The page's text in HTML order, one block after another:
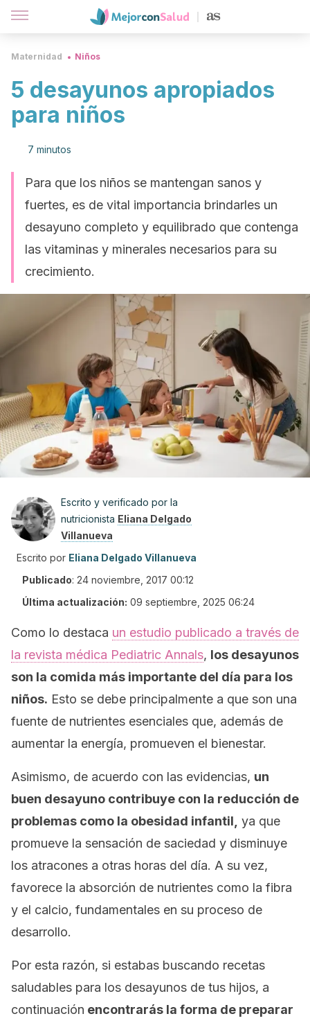
Maternidad Niños
5 desayunos apropiados
para niños
7 minutos
Para que los niños se mantengan sanos y
fuertes, es de vital importancia brindarles un
desayuno completo y equilibrado que contenga
las vitaminas y minerales necesarios para su
crecimiento.
Escrito y verificado por la
nutricionista Eliana Delgado
Villanueva
Escrito por Eliana Delgado Villanueva
Publicado: 24 noviembre, 2017 00:12
Última actualización: 09 septiembre, 2025 06:24
Como lo destaca un estudio publicado a través de
la revista médica Pediatric Annals, los desayunos
son la comida más importante del día para los
niños. Esto se debe principalmente a que son una
fuente de nutrientes esenciales que, además de
aumentar la energía, promueven el bienestar.
Asimismo, de acuerdo con las evidencias, un
buen desayuno contribuye con la reducción de
problemas como la obesidad infantil, ya que
promueve la sensación de saciedad y disminuye
los atracones a otras horas del día. A su vez,
favorece la absorción de nutrientes como la fibra
y el calcio, fundamentales en su proceso de
desarrollo.
Por esta razón, si estabas buscando recetas
saludables para los desayunos de tus hijos, a
continuación encontrarás la forma de preparar